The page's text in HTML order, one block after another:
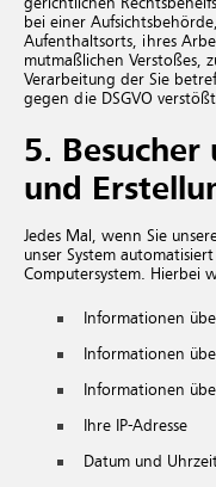
bei einer
Aufenthaltsorts, ihres
mutmaßlichen Verstoßes,
Verarbeitung der Sie
gegen die DSGVO verstößt.
5. Besucher
und
Jedes Mal, wenn Sie
unser System
Computersystem. Hierbei
Informationen
Informationen
Informationen
Ihre IP-Adresse
Datum und